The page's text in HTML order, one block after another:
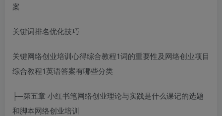
案
关键词排名优化技巧
关键网络创业培训心得综合教程1词的重要性及网络创业项目
综合教程1英语答案有哪些分类
├─第五章 小红书笔网络创业理论与实践是什么课记的选题
和脚本网络创业培训